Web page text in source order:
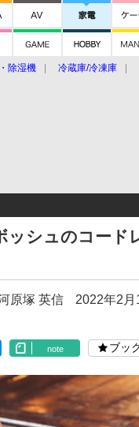
除湿機 冷蔵庫/冷凍庫
ッシュのコード
原塚 英信 2022年2
note ブッ